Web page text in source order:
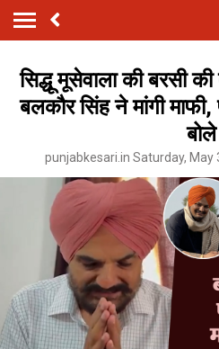
सिद्धू मूसेवाला की बरसी
बलकौर सिंह ने मांगी
बोले
punjabkesari.in Saturday, May